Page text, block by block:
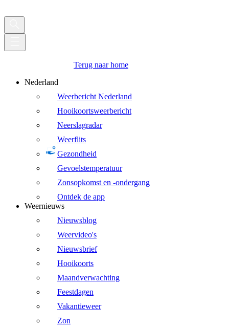
Terug naar home
Nederland
Weerbericht Nederland
Hooikoortsweerbericht
Neerslagradar
Weerflits
Gezondheid
Gevoelstemperatuur
Zonsopkomst en -ondergang
Ontdek de app
Weernieuws
Nieuwsblog
Weervideo's
Nieuwsbrief
Hooikoorts
Maandverwachting
Feestdagen
Vakantieweer
Zon